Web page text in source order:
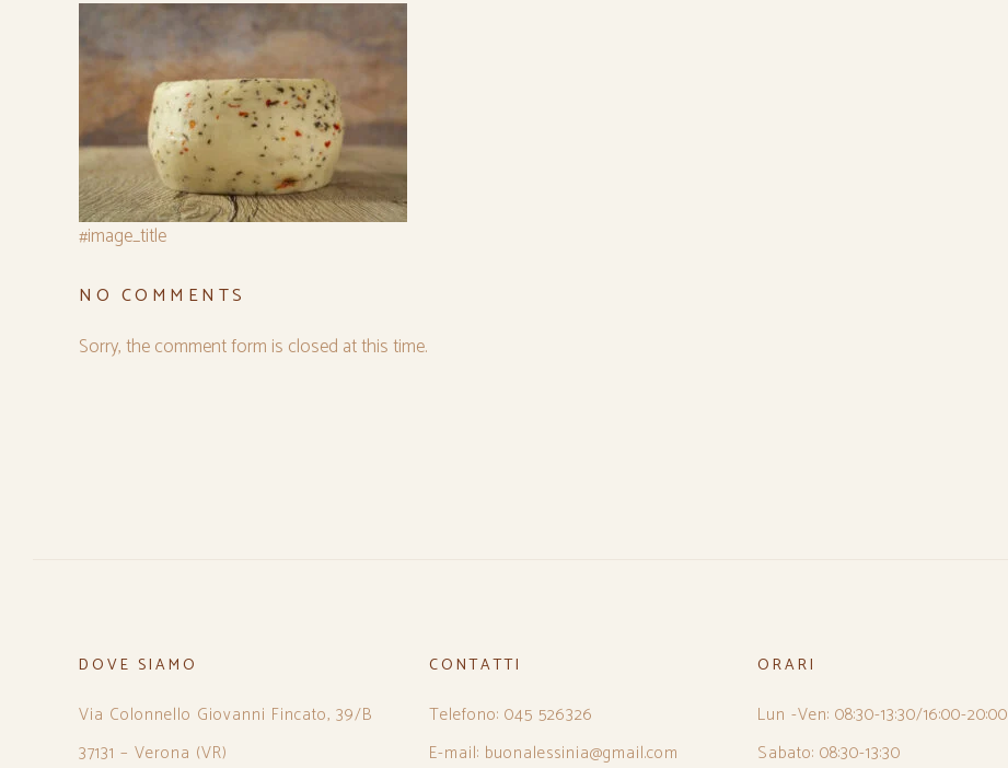
#image_title
NO COMMENTS
Sorry, the comment form is closed at this time.
DOVE SIAMO
Via Colonnello Giovanni Fincato, 39/B
37131 – Verona (VR)
CONTATTI
Telefono: 045 526326
E-mail: buonalessinia@gmail.com
ORARI
Lun -Ven: 08:30-13:30/16:00-20:00
Sabato: 08:30-13:30